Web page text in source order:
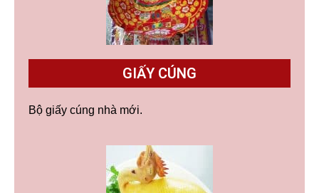
GIẤY CÚNG
Bộ giấy cúng nhà mới.